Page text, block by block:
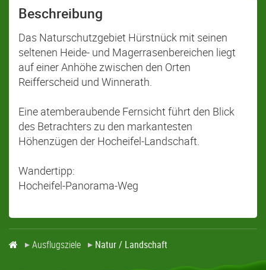
Beschreibung
Das Naturschutzgebiet Hürstnück mit seinen
seltenen Heide- und Magerrasenbereichen liegt
auf einer Anhöhe zwischen den Orten
Reifferscheid und Winnerath.
Eine atemberaubende Fernsicht führt den Blick
des Betrachters zu den markantesten
Höhenzügen der Hocheifel-Landschaft.
Wandertipp:
Hocheifel-Panorama-Weg
Ausflugsziele Natur / Landschaft